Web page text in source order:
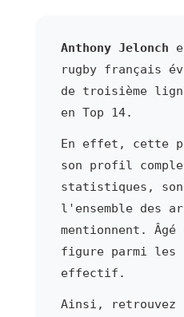
Anthony Jelonch
rugby français
de troisième
en Top 14.
En effet, cette
son profil
statistiques,
l'ensemble des
mentionnent.
figure parmi les
effectif.
Ainsi, retrouvez